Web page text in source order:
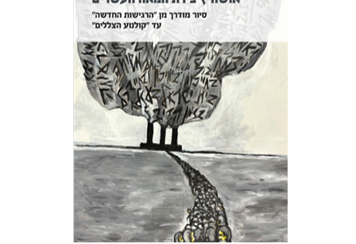
הנחת אתר ספר מודפס
$35
$32